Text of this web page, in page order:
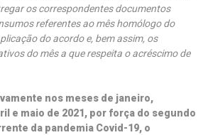
os correspondentes documentos
referentes ao mês homólogo do
do acordo e, bem assim, os
do mês a que respeita o acréscimo de
nos meses de janeiro,
e maio de 2021, por força do segundo
da pandemia Covid-19, o